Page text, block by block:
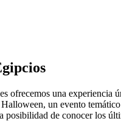
ofrecemos una experiencia
un evento
posibilidad de conocer los